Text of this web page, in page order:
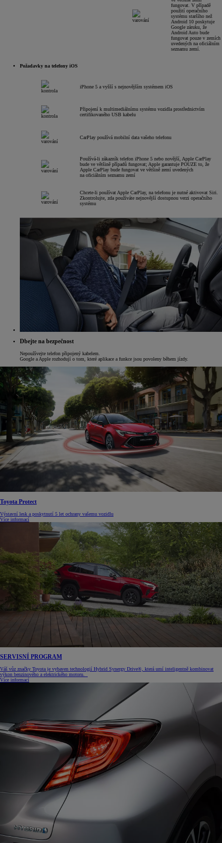
fungovat. V případě
použití operačního
systému staršího než
Android 10 poskytuje
Google záruku, že
Android Auto bude
fungovat pouze v zemích
uvedených na oficiálním
seznamu zemí.
Požadavky na telefony iOS
iPhone 5 a vyšší s nejnovějším systémem iOS
Připojení k multimediálnímu systému vozidla prostřednictvím
certifikovaného USB kabelu
CarPlay používá mobilní data vašeho telefonu
Používá-li zákazník telefon iPhone 5 nebo novější, Apple CarPlay
bude ve většině případů fungovat; Apple garantuje POUZE to, že
Apple CarPlay bude fungovat ve většině zemí uvedených
na oficiálním seznamu zemí
Chcete-li používat Apple CarPlay, na telefonu je nutné aktivovat Siri.
Zkontrolujte, zda používáte nejnovější dostupnou verzi operačního
systému
Dbejte na bezpečnost
Nepoužívejte telefon připojený kabelem.
Google a Apple rozhodují o tom, které aplikace a funkce jsou povoleny během jízdy.
Toyota Protect
Výstavní lesk a poskytnutí 5 let ochrany vašemu vozidlu
Více informací
SERVISNÍ PROGRAM
Váš vůz značky Toyota je vybaven technologií Hybrid Synergy Drive®, která umí inteligentně kombinovat
výkon benzinového a elektrického motoru.
Více informací